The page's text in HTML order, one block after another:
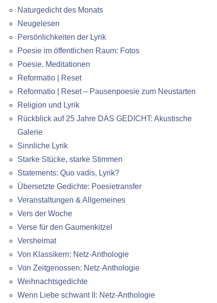
Naturgedicht des Monats
Neugelesen
Persönlichkeiten der Lyrik
Poesie im öffentlichen Raum: Fotos
Poesie. Meditationen
Reformatio | Reset
Reformatio | Reset – Pausenpoesie zum Neustarten
Religion und Lyrik
Rückblick auf 25 Jahre DAS GEDICHT: Akustische
Galerie
Sinnliche Lyrik
Starke Stücke, starke Stimmen
Statements: Quo vadis, Lyrik?
Übersetzte Gedichte: Poesietransfer
Veranstaltungen & Allgemeines
Vers der Woche
Verse für den Gaumenkitzel
Versheimat
Von Klassikern: Netz-Anthologie
Von Zeitgenossen: Netz-Anthologie
Weihnachtsgedichte
Wenn Liebe schwant II: Netz-Anthologie